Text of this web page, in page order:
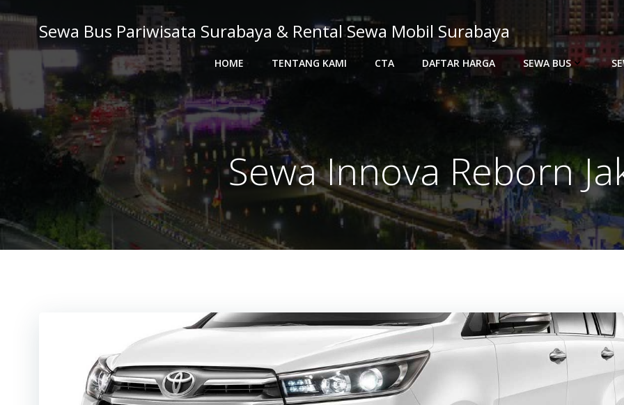
to
Sewa Bus Pariwisata Surabaya & Rental Sewa Mobil Surabaya
HOME TENTANG KAMI CTA DAFTAR HARGA SEWA BUS
Sewa Innova Reborn